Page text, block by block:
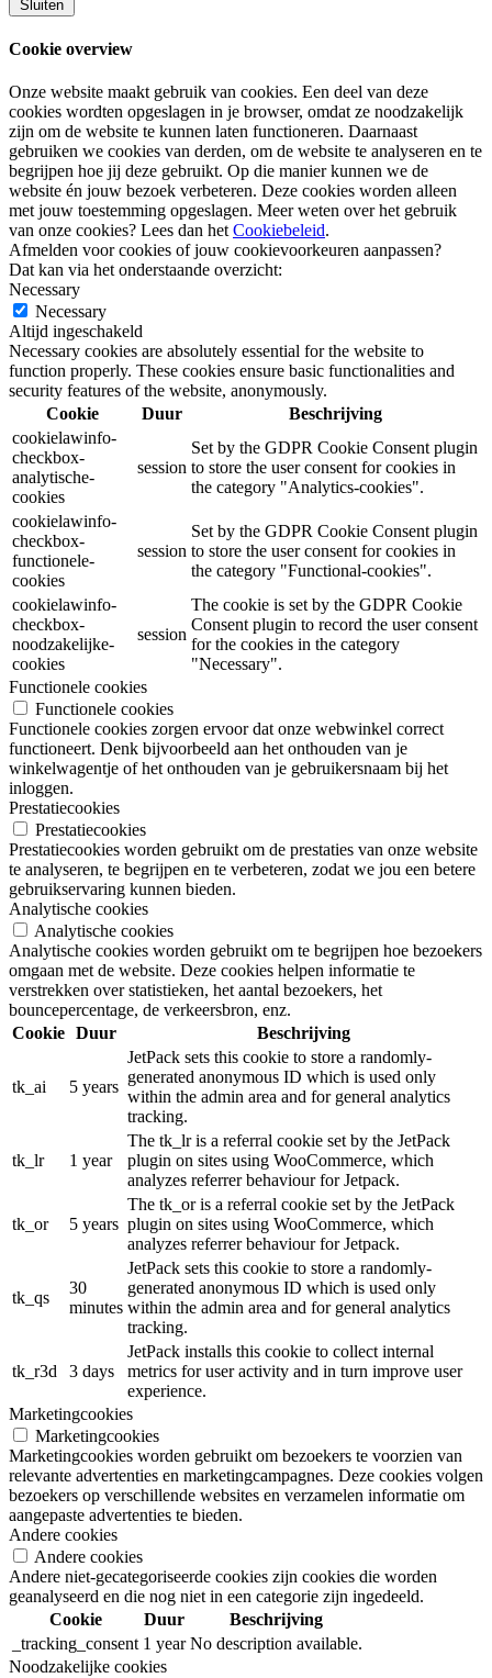
Sluiten
Cookie overview
Onze website maakt gebruik van cookies. Een deel van deze
cookies wordten opgeslagen in je browser, omdat ze noodzakelijk
zijn om de website te kunnen laten functioneren. Daarnaast
gebruiken we cookies van derden, om de website te analyseren en te
begrijpen hoe jij deze gebruikt. Op die manier kunnen we de
website én jouw bezoek verbeteren. Deze cookies worden alleen
met jouw toestemming opgeslagen. Meer weten over het gebruik
van onze cookies? Lees dan het Cookiebeleid.
Afmelden voor cookies of jouw cookievoorkeuren aanpassen?
Dat kan via het onderstaande overzicht:
Necessary
Necessary
Altijd ingeschakeld
Necessary cookies are absolutely essential for the website to
function properly. These cookies ensure basic functionalities and
security features of the website, anonymously.
Cookie
Duur
Beschrijving
cookielawinfo-
checkbox-
analytische-
cookies
session
Set by the GDPR Cookie Consent plugin
to store the user consent for cookies in
the category "Analytics-cookies".
cookielawinfo-
checkbox-
functionele-
cookies
session
Set by the GDPR Cookie Consent plugin
to store the user consent for cookies in
the category "Functional-cookies".
cookielawinfo-
checkbox-
noodzakelijke-
cookies
session
The cookie is set by the GDPR Cookie
Consent plugin to record the user consent
for the cookies in the category
"Necessary".
Functionele cookies
Functionele cookies
Functionele cookies zorgen ervoor dat onze webwinkel correct
functioneert. Denk bijvoorbeeld aan het onthouden van je
winkelwagentje of het onthouden van je gebruikersnaam bij het
inloggen.
Prestatiecookies
Prestatiecookies
Prestatiecookies worden gebruikt om de prestaties van onze website
te analyseren, te begrijpen en te verbeteren, zodat we jou een betere
gebruikservaring kunnen bieden.
Analytische cookies
Analytische cookies
Analytische cookies worden gebruikt om te begrijpen hoe bezoekers
omgaan met de website. Deze cookies helpen informatie te
verstrekken over statistieken, het aantal bezoekers, het
bouncepercentage, de verkeersbron, enz.
Cookie Duur Beschrijving
tk_ai 5 years
JetPack sets this cookie to store a randomly-
generated anonymous ID which is used only
within the admin area and for general analytics
tracking.
tk_lr 1 year
The tk_lr is a referral cookie set by the JetPack
plugin on sites using WooCommerce, which
analyzes referrer behaviour for Jetpack.
tk_or 5 years
The tk_or is a referral cookie set by the JetPack
plugin on sites using WooCommerce, which
analyzes referrer behaviour for Jetpack.
tk_qs
30
minutes
JetPack sets this cookie to store a randomly-
generated anonymous ID which is used only
within the admin area and for general analytics
tracking.
tk_r3d 3 days
JetPack installs this cookie to collect internal
metrics for user activity and in turn improve user
experience.
Marketingcookies
Marketingcookies
Marketingcookies worden gebruikt om bezoekers te voorzien van
relevante advertenties en marketingcampagnes. Deze cookies volgen
bezoekers op verschillende websites en verzamelen informatie om
aangepaste advertenties te bieden.
Andere cookies
Andere cookies
Andere niet-gecategoriseerde cookies zijn cookies die worden
geanalyseerd en die nog niet in een categorie zijn ingedeeld.
Cookie
Duur
Beschrijving
_tracking_consent 1 year No description available.
Noodzakelijke cookies